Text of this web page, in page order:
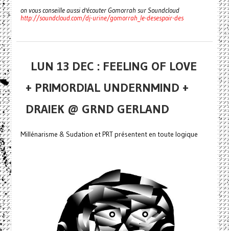
on vous conseille aussi d'écouter Gomorrah sur Soundcloud
http://soundcloud.com/dj-urine/gomorrah_le-desespoir-des
LUN 13 DEC : FEELING OF LOVE
+ PRIMORDIAL UNDERNMIND +
DRAIEK @ GRND GERLAND
Millénarisme & Sudation et PRT présentent en toute logique